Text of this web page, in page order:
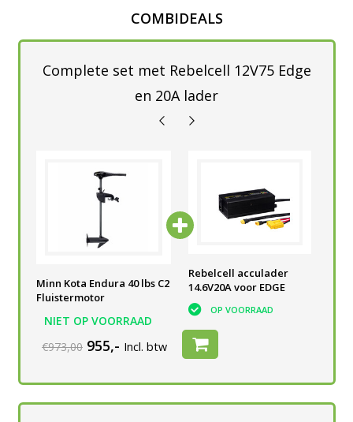
COMBIDEALS
Complete set met Rebelcell 12V75 Edge
en 20A lader
Minn Kota Endura 40 lbs C2
Fluistermotor
NIET OP VOORRAAD
OP VOORRAAD
Rebelcell acculader
14.6V20A voor EDGE
OP VOORRAAD
€973,00 955,- Incl. btw